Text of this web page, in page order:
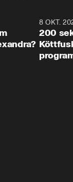
31:058 OKT.
200